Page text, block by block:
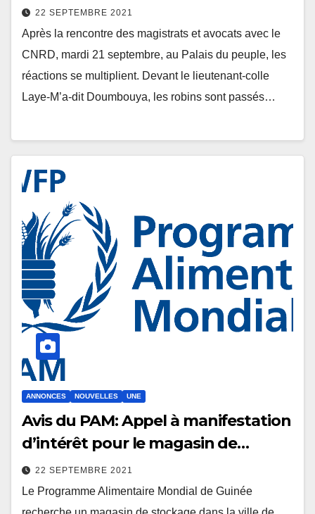
22 SEPTEMBRE 2021
Après la rencontre des magistrats et avocats avec le
CNRD, mardi 21 septembre, au Palais du peuple, les
réactions se multiplient. Devant le lieutenant-colle
Laye-M’a-dit Doumbouya, les robins sont passés…
ANNONCES NOUVELLES UNE
Avis du PAM: Appel à manifestation
d’intérêt pour le magasin de…
22 SEPTEMBRE 2021
Le Programme Alimentaire Mondial de Guinée